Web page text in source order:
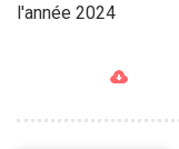
l'année 2024